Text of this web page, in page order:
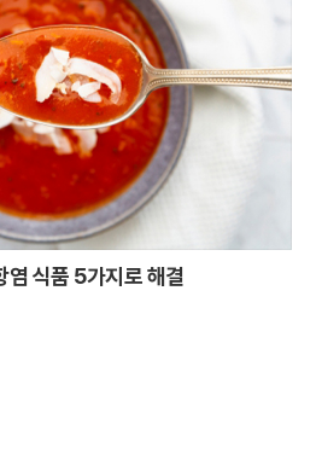
염 식품 5가지로 해결